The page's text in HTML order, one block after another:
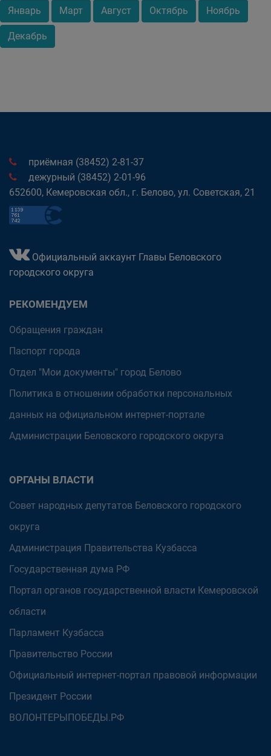
Январь Март Август Октябрь Ноябрь
Декабрь
приёмная (38452) 2-81-37
дежурный (38452) 2-01-96
652600, Кемеровская обл., г. Белово, ул. Советская, 21
Официальный аккаунт Главы Беловского
городского округа
РЕКОМЕНДУЕМ
Обращения граждан
Паспорт города
Отдел "Мои документы" город Белово
Политика в отношении обработки персональных
данных на официальном интернет-портале
Администрации Беловского городского округа
ОРГАНЫ ВЛАСТИ
Совет народных депутатов Беловского городского
округа
Администрация Правительства Кузбасса
Государственная дума РФ
Портал органов государственной власти Кемеровской
области
Парламент Кузбасса
Правительство России
Официальный интернет-портал правовой информации
Президент России
ВОЛОНТЕРЫПОБЕДЫ.РФ